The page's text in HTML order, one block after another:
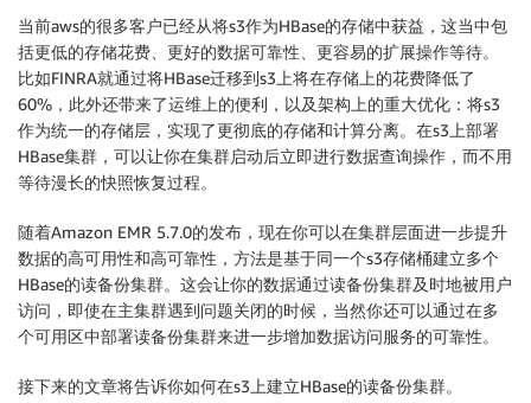
当前aws的很多客户已经从将s3作为HBase的存储中获益，这当中包
括更低的存储花费、更好的数据可靠性、更容易的扩展操作等待。
比如FINRA就通过将HBase迁移到s3上将在存储上的花费降低了
60%，此外还带来了运维上的便利，以及架构上的重大优化：将s3
作为统一的存储层，实现了更彻底的存储和计算分离。在s3上部署
HBase集群，可以让你在集群启动后立即进行数据查询操作，而不用
等待漫长的快照恢复过程。
随着Amazon EMR 5.7.0的发布，现在你可以在集群层面进一步提升
数据的高可用性和高可靠性，方法是基于同一个s3存储桶建立多个
HBase的读备份集群。这会让你的数据通过读备份集群及时地被用户
访问，即使在主集群遇到问题关闭的时候，当然你还可以通过在多
个可用区中部署读备份集群来进一步增加数据访问服务的可靠性。
接下来的文章将告诉你如何在s3上建立HBase的读备份集群。